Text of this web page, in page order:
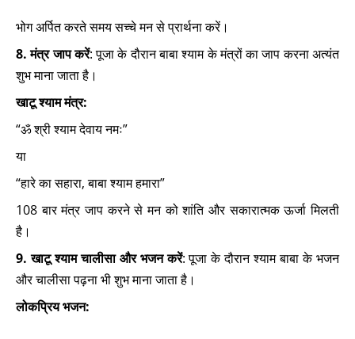
भोग अर्पित करते समय सच्चे मन से प्रार्थना करें।
8. मंत्र जाप करें: पूजा के दौरान बाबा श्याम के मंत्रों का जाप करना अत्यंत
शुभ माना जाता है।
खाटू श्याम मंत्र:
“ॐ श्री श्याम देवाय नमः”
या
“हारे का सहारा, बाबा श्याम हमारा”
108 बार मंत्र जाप करने से मन को शांति और सकारात्मक ऊर्जा मिलती
है।
9. खाटू श्याम चालीसा और भजन करें: पूजा के दौरान श्याम बाबा के भजन
और चालीसा पढ़ना भी शुभ माना जाता है।
लोकप्रिय भजन: